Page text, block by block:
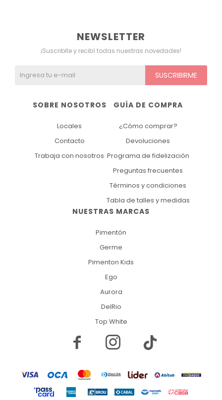
NUESTRAS MARCAS
Pimentón
Germe
Pimenton Kids
Ego
Aurora
DelRio
Top White
GUÍA DE COMPRA
¿Cómo comprar?
Devoluciones
Programa de fidelización
Preguntas frecuentes
Términos y condiciones
Tabla de talles y medidas
SOBRE NOSOTROS
Locales
Contacto
Trabaja con nosotros
NEWSLETTER
¡Suscribite y recibí todas nuestras novedades!
SUSCRIBIRME
 